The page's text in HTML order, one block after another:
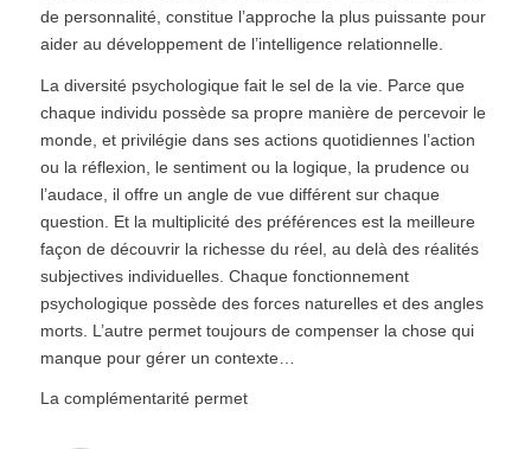
de personnalité, constitue l’approche la plus puissante pour
aider au développement de l’intelligence relationnelle.
La diversité psychologique fait le sel de la vie. Parce que
chaque individu possède sa propre manière de percevoir le
monde, et privilégie dans ses actions quotidiennes l’action
ou la réflexion, le sentiment ou la logique, la prudence ou
l’audace, il offre un angle de vue différent sur chaque
question. Et la multiplicité des préférences est la meilleure
façon de découvrir la richesse du réel, au delà des réalités
subjectives individuelles. Chaque fonctionnement
psychologique possède des forces naturelles et des angles
morts. L’autre permet toujours de compenser la chose qui
manque pour gérer un contexte…
La complémentarité permet